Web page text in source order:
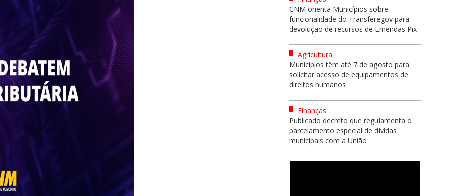
CNM orienta Municípios sobre
funcionalidade do Transferegov para
devolução de recursos de Emendas Pix
Agricultura
Municípios têm até 7 de agosto para
solicitar acesso de equipamentos de
direitos humanos
Finanças
Publicado decreto que regulamenta o
parcelamento especial de dívidas
municipais com a União